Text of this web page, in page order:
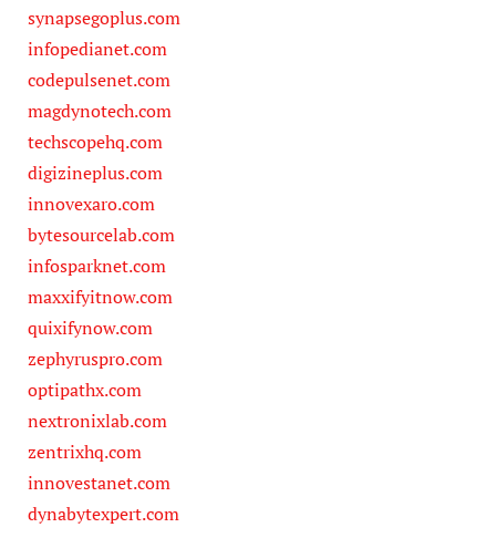
synapsegoplus.com
infopedianet.com
codepulsenet.com
magdynotech.com
techscopehq.com
digizineplus.com
innovexaro.com
bytesourcelab.com
infosparknet.com
maxxifyitnow.com
quixifynow.com
zephyruspro.com
optipathx.com
nextronixlab.com
zentrixhq.com
innovestanet.com
dynabytexpert.com